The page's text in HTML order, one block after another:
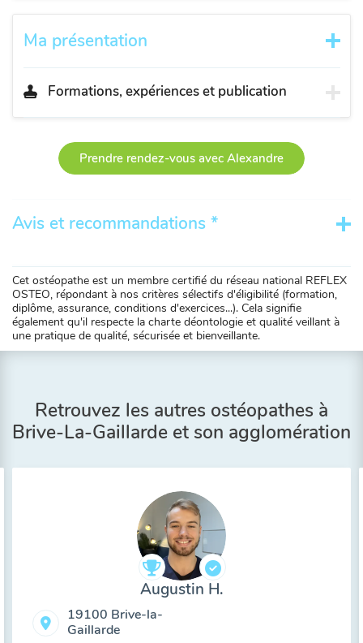
Ma présentation
Formations, expériences et publication
Prendre rendez-vous avec Alexandre
Avis et recommandations *
Cet ostéopathe est un membre certifié du réseau national REFLEX
OSTEO, répondant à nos critères sélectifs d'éligibilité (formation,
diplôme, assurance, conditions d'exercices...). Cela signifie
également qu'il respecte la charte déontologie et qualité veillant à
une pratique de qualité, sécurisée et bienveillante.
Retrouvez les autres ostéopathes à
Brive-La-Gaillarde et son agglomération
Augustin H.
19100 Brive-la-
Gaillarde